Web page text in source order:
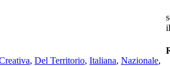
, Del Territorio, Italiana, Nazionale,